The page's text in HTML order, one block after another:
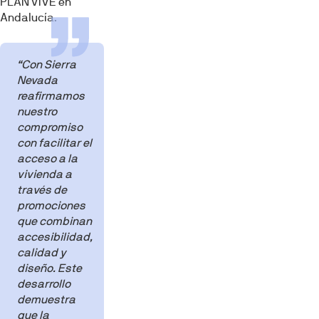
Andalucía.
“Con Sierra
Nevada
reafirmamos
nuestro
compromiso
con facilitar el
acceso a la
vivienda a
través de
promociones
que combinan
accesibilidad,
calidad y
diseño. Este
desarrollo
demuestra
que la